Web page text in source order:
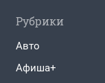
Рубрики
Авто
Афиша+